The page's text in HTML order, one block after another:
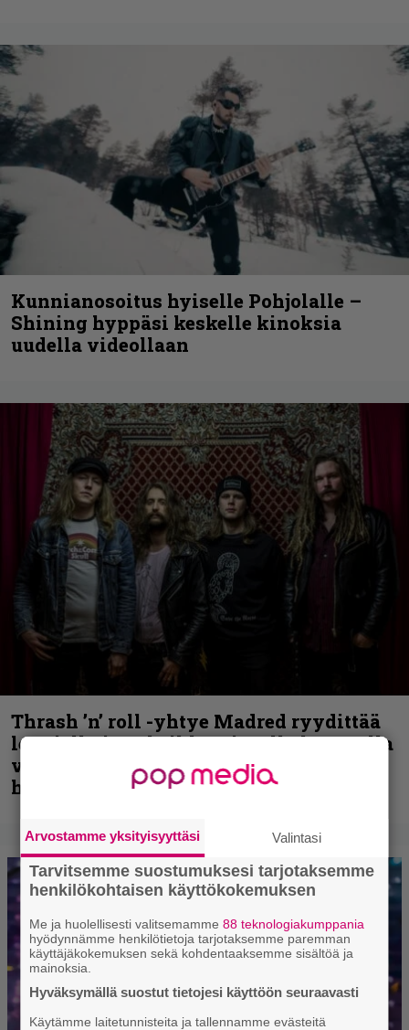
Kunnianosoitus hyiselle Pohjolalle –
Shining hyppäsi keskelle kinoksia
uudella videollaan
Thrash ’n’ roll -yhtye Madred ryydittää
levyjulkaisua keikkareissulla kuvatulla
videolla – ”Oltiin pakussa kusihädässä
helvetin väsyneenä…”
Arvostamme yksityisyyttäsi Valintasi
Tarvitsemme suostumuksesi tarjotaksemme
henkilökohtaisen käyttökokemuksen
Me ja huolellisesti valitsemamme88 teknologiakumppania
hyödynnämme henkilötietoja tarjotaksemme paremman
käyttäjäkokemuksen sekä kohdentaaksemme sisältöä ja
mainoksia.
Hyväksymällä suostut tietojesi käyttöön seuraavasti
Käytämme laitetunnisteita ja tallennamme evästeitä